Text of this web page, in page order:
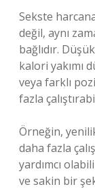
Sekste
değil, aynı
bağlıdır.
kalori yakımı
veya farklı
fazla
Örneğin,
daha fazla
yardımcı
ve sakin bir